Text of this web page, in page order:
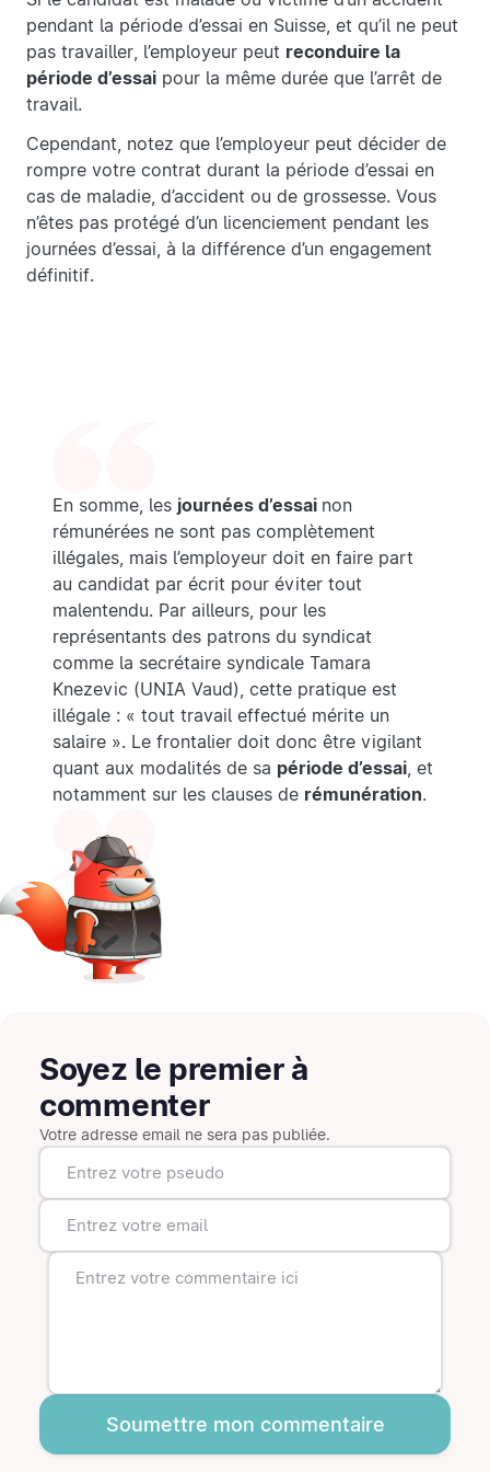
pendant la période d’essai en Suisse, et qu’il ne peut
pas travailler, l’employeur peut reconduire la
période d’essai pour la même durée que l’arrêt de
travail.
Cependant, notez que l’employeur peut décider de
rompre votre contrat durant la période d’essai en
cas de maladie, d’accident ou de grossesse. Vous
n’êtes pas protégé d’un licenciement pendant les
journées d’essai, à la différence d’un engagement
définitif.
En somme, les journées d’essai non
rémunérées ne sont pas complètement
illégales, mais l’employeur doit en faire part
au candidat par écrit pour éviter tout
malentendu. Par ailleurs, pour les
représentants des patrons du syndicat
comme la secrétaire syndicale Tamara
Knezevic (UNIA Vaud), cette pratique est
illégale : « tout travail effectué mérite un
salaire ». Le frontalier doit donc être vigilant
quant aux modalités de sa période d’essai, et
notamment sur les clauses de rémunération.
Soyez le premier à
commenter
Votre adresse email ne sera pas publiée.
Soumettre mon commentaire